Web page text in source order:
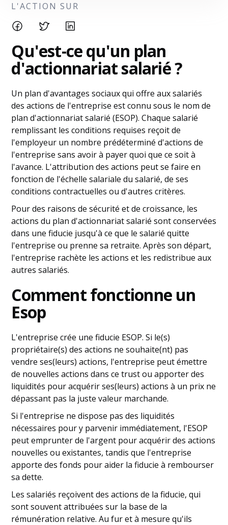
L'ACTION SUR
Qu'est-ce qu'un plan
d'actionnariat salarié ?
Un plan d'avantages sociaux qui offre aux salariés
des actions de l'entreprise est connu sous le nom de
plan d'actionnariat salarié (ESOP). Chaque salarié
remplissant les conditions requises reçoit de
l'employeur un nombre prédéterminé d'actions de
l'entreprise sans avoir à payer quoi que ce soit à
l'avance. L'attribution des actions peut se faire en
fonction de l'échelle salariale du salarié, de ses
conditions contractuelles ou d'autres critères.
Pour des raisons de sécurité et de croissance, les
actions du plan d'actionnariat salarié sont conservées
dans une fiducie jusqu'à ce que le salarié quitte
l'entreprise ou prenne sa retraite. Après son départ,
l'entreprise rachète les actions et les redistribue aux
autres salariés.
Comment fonctionne un
Esop
L'entreprise crée une fiducie ESOP. Si le(s)
propriétaire(s) des actions ne souhaite(nt) pas
vendre ses(leurs) actions, l'entreprise peut émettre
de nouvelles actions dans ce trust ou apporter des
liquidités pour acquérir ses(leurs) actions à un prix ne
dépassant pas la juste valeur marchande.
Si l'entreprise ne dispose pas des liquidités
nécessaires pour y parvenir immédiatement, l'ESOP
peut emprunter de l'argent pour acquérir des actions
nouvelles ou existantes, tandis que l'entreprise
apporte des fonds pour aider la fiducie à rembourser
sa dette.
Les salariés reçoivent des actions de la fiducie, qui
sont souvent attribuées sur la base de la
rémunération relative. Au fur et à mesure qu'ils